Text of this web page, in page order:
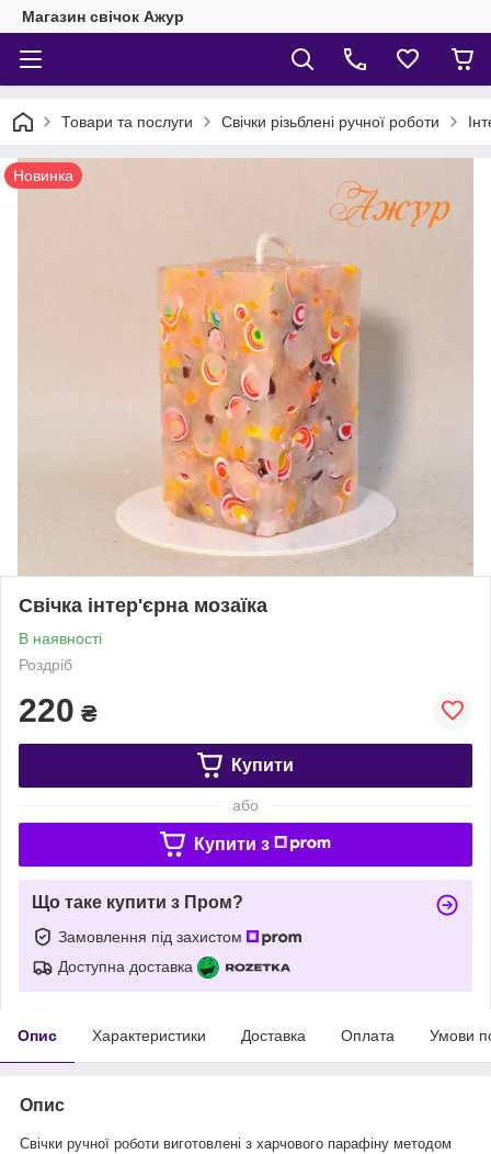
Магазин свічок Ажур
Товари та послуги Свічки різьблені ручної роботи
Новинка
Свічка інтер'єрна мозаїка
В наявності
Роздріб
220 ₴
Купити
або
Купити з
Що таке купити з Пром?
Замовлення під захистом
Доступна доставка
Опис Характеристики Доставка Оплата Умови
Опис
Свічки ручної роботи виготовлені з харчового парафіну методом